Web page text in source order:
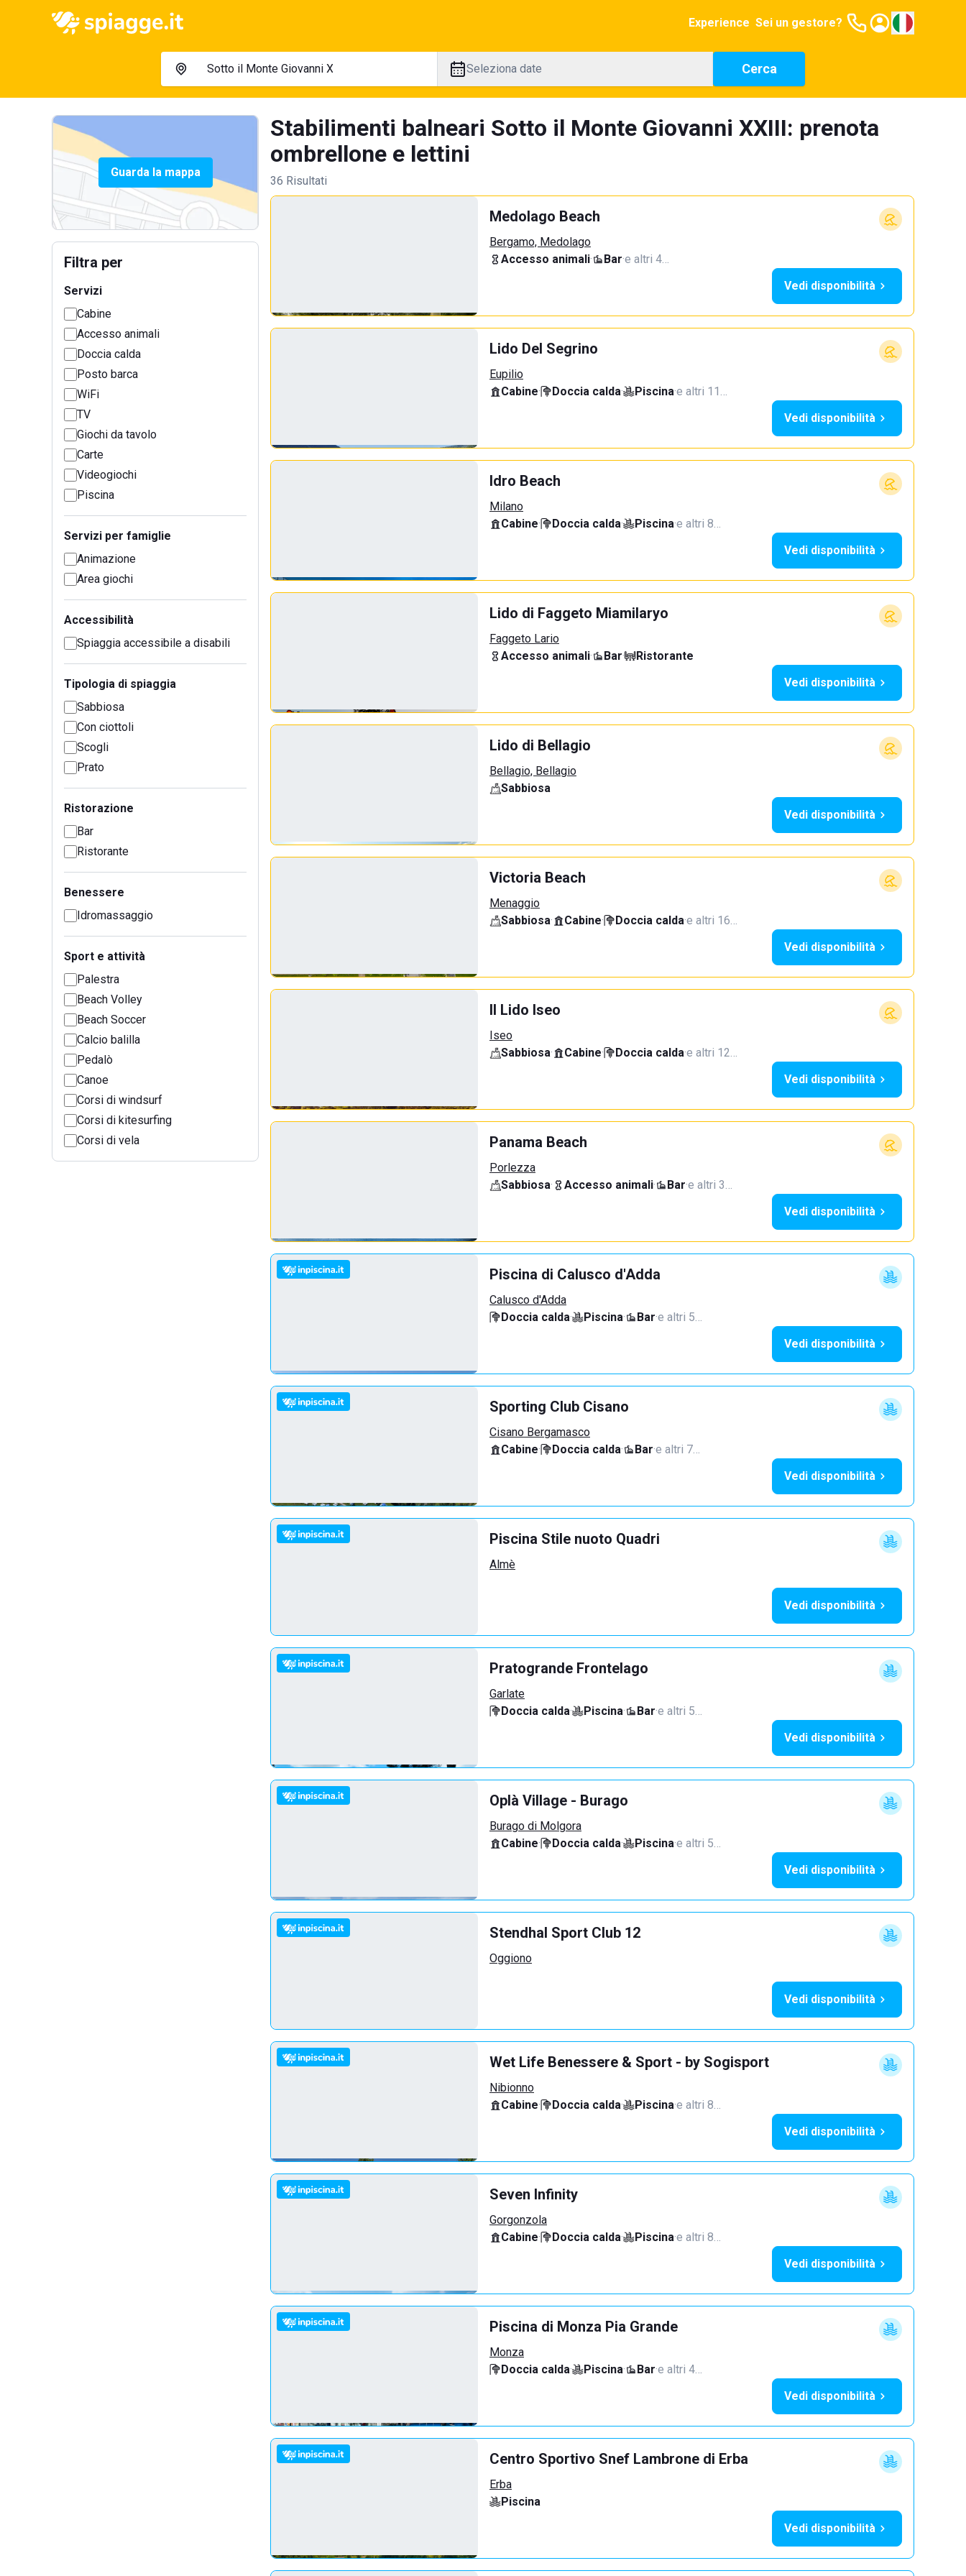
Experience Sei un gestore?
Seleziona date Cerca
Guarda la mappa
Filtra per
Servizi
Cabine
Accesso animali
Doccia calda
Posto barca
WiFi
TV
Giochi da tavolo
Carte
Videogiochi
Piscina
Servizi per famiglie
Animazione
Area giochi
Accessibilità
Spiaggia accessibile a disabili
Tipologia di spiaggia
Sabbiosa
Con ciottoli
Scogli
Prato
Ristorazione
Bar
Ristorante
Benessere
Idromassaggio
Sport e attività
Palestra
Beach Volley
Beach Soccer
Calcio balilla
Pedalò
Canoe
Corsi di windsurf
Corsi di kitesurfing
Corsi di vela
Stabilimenti balneari Sotto il Monte Giovanni XXIII: prenota
ombrellone e lettini
36 Risultati
Medolago Beach
Bergamo, Medolago
Accesso animali· Bar·e altri 4…
Vedi disponibilità
Lido Del Segrino
Eupilio
Cabine· Doccia calda· Piscina·e altri 11…
Vedi disponibilità
Idro Beach
Milano
Cabine· Doccia calda· Piscina·e altri 8…
Vedi disponibilità
Lido di Faggeto Miamilaryo
Faggeto Lario
Accesso animali· Bar·
Ristorante
Vedi disponibilità
Lido di Bellagio
Bellagio, Bellagio
Sabbiosa
Vedi disponibilità
Victoria Beach
Menaggio
Sabbiosa· Cabine· Doccia calda·e altri 16…
Vedi disponibilità
Il Lido Iseo
Iseo
Sabbiosa· Cabine· Doccia calda·e altri 12…
Vedi disponibilità
Panama Beach
Porlezza
Sabbiosa· Accesso animali· Bar·e altri 3…
Vedi disponibilità
Piscina di Calusco d'Adda
Calusco d'Adda
Doccia calda· Piscina· Bar·e altri 5…
Vedi disponibilità
Sporting Club Cisano
Cisano Bergamasco
Cabine· Doccia calda· Bar·e altri 7…
Vedi disponibilità
Piscina Stile nuoto Quadri
Almè
Vedi disponibilità
Pratogrande Frontelago
Garlate
Doccia calda· Piscina· Bar·e altri 5…
Vedi disponibilità
Oplà Village - Burago
Burago di Molgora
Cabine· Doccia calda· Piscina·e altri 5…
Vedi disponibilità
Stendhal Sport Club 12
Oggiono
Vedi disponibilità
Wet Life Benessere & Sport - by Sogisport
Nibionno
Cabine· Doccia calda· Piscina·e altri 8…
Vedi disponibilità
Seven Infinity
Gorgonzola
Cabine· Doccia calda· Piscina·e altri 8…
Vedi disponibilità
Piscina di Monza Pia Grande
Monza
Doccia calda· Piscina· Bar·e altri 4…
Vedi disponibilità
Centro Sportivo Snef Lambrone di Erba
Erba
Piscina
Vedi disponibilità